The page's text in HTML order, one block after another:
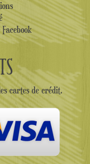
cartes de crédit.